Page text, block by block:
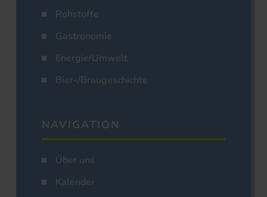
Rohstoffe
Gastronomie
Energie/Umwelt
Bier-/Braugeschichte
NAVIGATION
Über uns
Kalender